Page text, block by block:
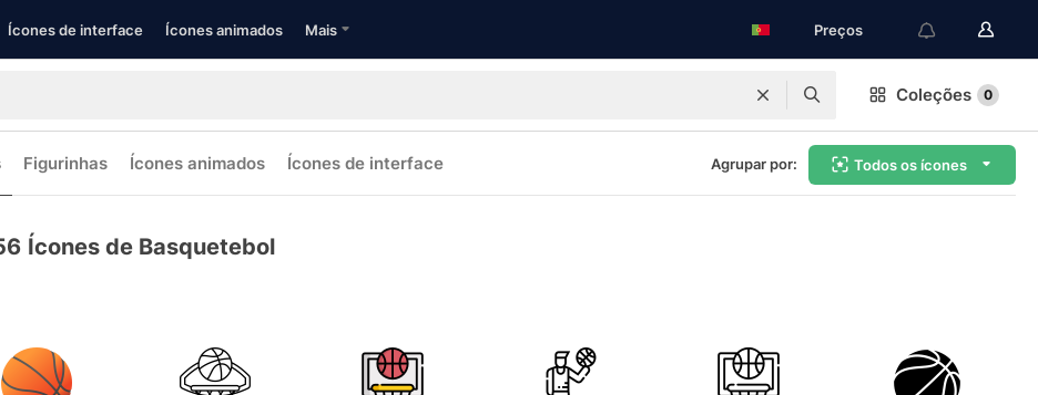
Ícones de interface Ícones animados Mais Preços
Coleções 0
Figurinhas Ícones animados Ícones de interface Agrupar por: Todos os ícones
Ícones de Basquetebol